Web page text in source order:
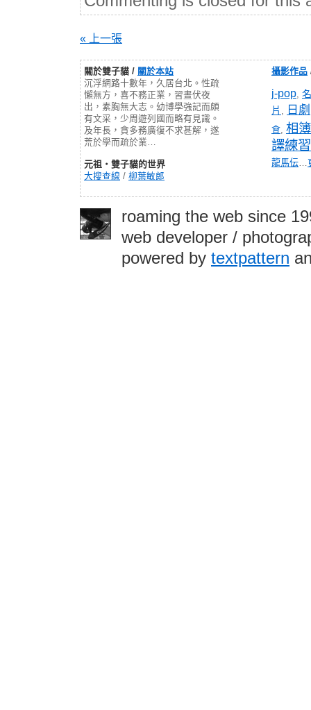
« 上一張
關於雙子貓 / 關於本站
沉浮網路十數年，久居台北。性疏
懶無方，喜不務正業，習晝伏夜
出，素胸無大志。幼博學強記而頗
有文采，少周遊列國而略有見識。
及年長，貪多務廣復不求甚解，遂
荒於學而疏於業…
元祖‧雙子貓的世界
大搜查線 / 柳葉敏郎
攝影作品
j-pop,
片 , 日劇
會, 相簿
譯練習
龍馬伝…
roaming the web since
web developer /
powered by textpattern